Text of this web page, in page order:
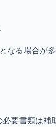
なる場合が多
要書類は